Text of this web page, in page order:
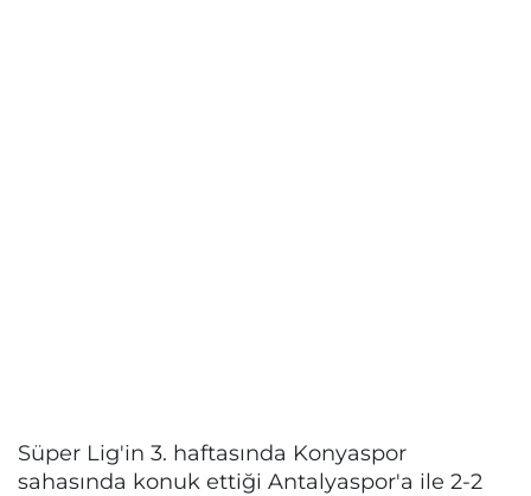
Süper Lig'in 3. haftasında Konyaspor
sahasında konuk ettiği Antalyaspor'a ile 2-2